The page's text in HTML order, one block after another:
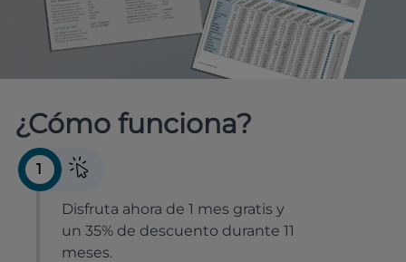
¿Cómo funciona?
1
Disfruta ahora de 1 mes gratis y
un 35% de descuento durante 11
meses.